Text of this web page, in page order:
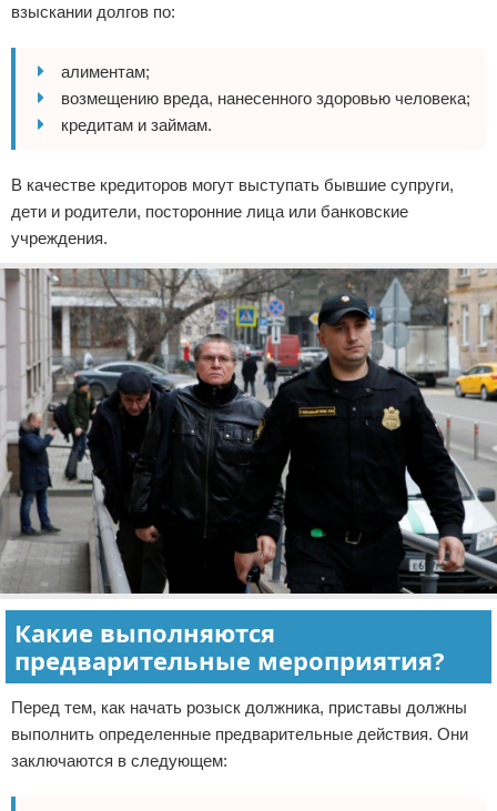
взыскании долгов по:
алиментам;
возмещению вреда, нанесенного здоровью человека;
кредитам и займам.
В качестве кредиторов могут выступать бывшие супруги,
дети и родители, посторонние лица или банковские
учреждения.
Какие выполняются
предварительные мероприятия?
Перед тем, как начать розыск должника, приставы должны
выполнить определенные предварительные действия. Они
заключаются в следующем: